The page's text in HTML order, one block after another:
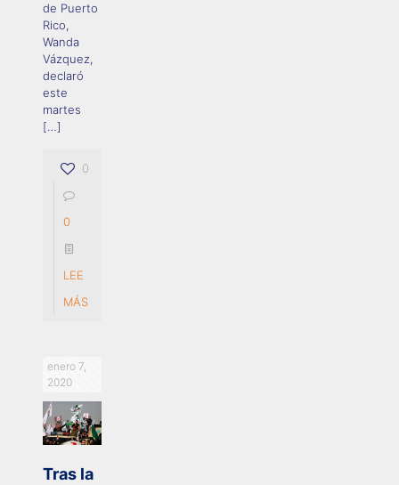
de Puerto
Rico,
Wanda
Vázquez,
declaró
este
martes
[…]
0
0
LEE
MÁS
enero 7,
2020
Tras la